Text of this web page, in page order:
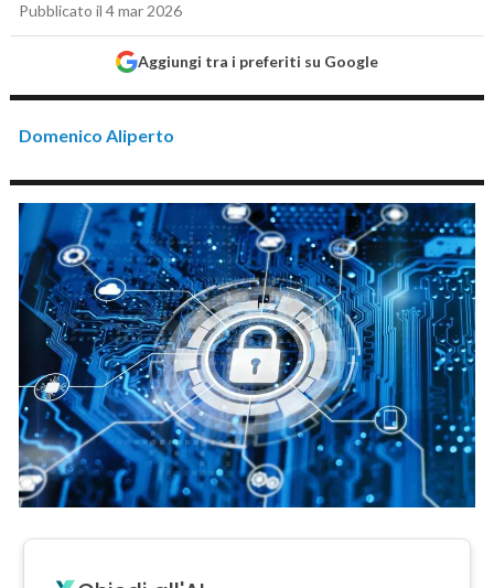
Pubblicato il 4 mar 2026
Aggiungi tra i preferiti su Google
Domenico Aliperto